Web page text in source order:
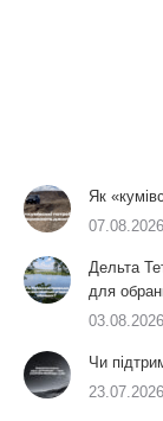
Як
07.08.2026
Дельта
для
03.08.2026
Чи
23.07.2026